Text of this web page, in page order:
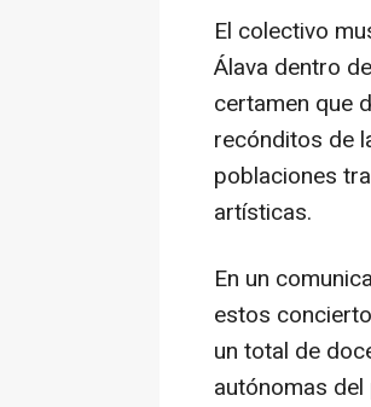
El colectivo
Álava dentro
certamen que
recónditos de
poblaciones
artísticas.
En un
estos
un total de
autónomas del